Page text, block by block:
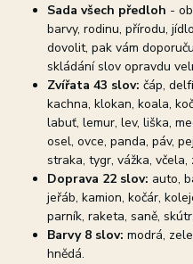
Sada všech předloh -
barvy, rodinu, přírodu,
dovolit, pak vám
skládání slov opravdu
Zvířata 43 slov: čáp,
kachna, klokan, koala,
labuť, lemur, lev, liška,
osel, ovce, panda, páv,
straka, tygr, vážka, včela,
Doprava 22 slov: auto,
jeřáb, kamion, kočár,
parník, raketa, saně,
Barvy 8 slov:modrá,
hnědá.